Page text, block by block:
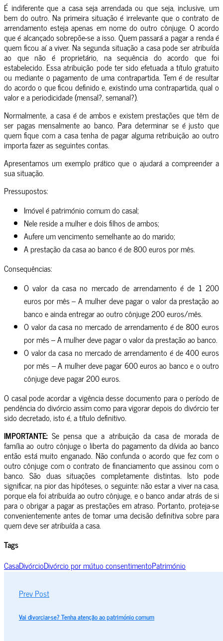
É indiferente que a casa seja arrendada ou que seja, inclusive, um
bem do outro. Na primeira situação é irrelevante que o contrato de
arrendamento esteja apenas em nome do outro cônjuge. O acordo
que é alcançado sobrepõe-se a isso. Quem passará a pagar a renda é
quem ficou aí a viver. Na segunda situação a casa pode ser atribuída
ao que não é proprietário, na sequência do acordo que foi
estabelecido. Essa atribuição pode ter sido efetuada a título gratuito
ou mediante o pagamento de uma contrapartida. Tem é de resultar
do acordo o que ficou definido e, existindo uma contrapartida, qual o
valor e a periodicidade (mensal?, semanal?).
Normalmente, a casa é de ambos e existem prestações que têm de
ser pagas mensalmente ao banco. Para determinar se é justo que
quem fique com a casa tenha de pagar alguma retribuição ao outro
importa fazer as seguintes contas.
Apresentamos um exemplo prático que o ajudará a compreender a
sua situação.
Pressupostos:
Imóvel é património comum do casal;
Nele reside a mulher e dois filhos de ambos;
Aufere um vencimento semelhante ao do marido;
A prestação da casa ao banco é de 800 euros por mês.
Consequências:
O valor da casa no mercado de arrendamento é de 1 200
euros por mês – A mulher deve pagar o valor da prestação ao
banco e ainda entregar ao outro cônjuge 200 euros/mês.
O valor da casa no mercado de arrendamento é de 800 euros
por mês – A mulher deve pagar o valor da prestação ao banco.
O valor da casa no mercado de arrendamento é de 400 euros
por mês – A mulher deve pagar 600 euros ao banco e o outro
cônjuge deve pagar 200 euros.
O casal pode acordar a vigência desse documento para o período de
pendência do divórcio assim como para vigorar depois do divórcio ter
sido decretado, isto é, a título definitivo.
IMPORTANTE: Se pensa que a atribuição da casa de morada de
família ao outro cônjuge o liberta do pagamento da dívida ao banco
então está muito enganado. Não confunda o acordo que fez com o
outro cônjuge com o contrato de financiamento que assinou com o
banco. São duas situações completamente distintas. Isto pode
significar, na pior das hipóteses, o seguinte: não estar a viver na casa,
porque ela foi atribuída ao outro cônjuge, e o banco andar atrás de si
para o obrigar a pagar as prestações em atraso. Portanto, proteja-se
convenientemente antes de tomar uma decisão definitiva sobre para
quem deve ser atribuída a casa.
Tags
CasaDivórcioDivórcio por mútuo consentimentoPatrimónio
Prev Post
Vai divorciar-se? Tenha atenção ao património comum